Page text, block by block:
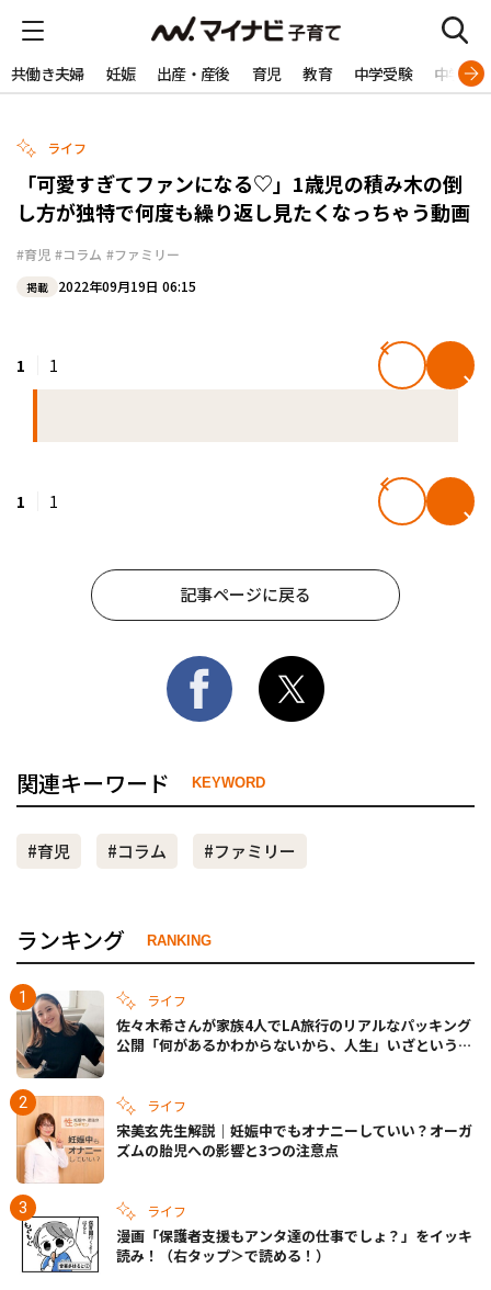
共働き夫婦 妊娠 出産・産後 育児 教育 中学受験 中学生
ライフ
「可愛すぎてファンになる♡」1歳児の積み木の倒
し方が独特で何度も繰り返し見たくなっちゃう動画
#育児 #コラム #ファミリー
掲載 2022年09月19日 06:15
1 1
1 1
記事ページに戻る
関連キーワード KEYWORD
#育児 #コラム #ファミリー
ランキング RANKING
ライフ
佐々木希さんが家族4人でLA旅行のリアルなパッキング
公開「何があるかわからないから、人生」いざというと
ライフ
宋美玄先生解説｜妊娠中でもオナニーしていい？オーガ
ズムの胎児への影響と3つの注意点
ライフ
漫画「保護者支援もアンタ達の仕事でしょ？」をイッキ
読み！（右タップ＞で読める！）